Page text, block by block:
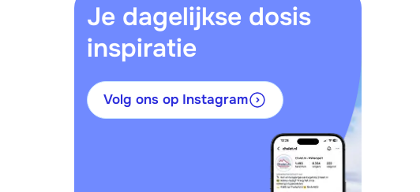
Je dagelijkse dosis
inspiratie
Volg ons op Instagram